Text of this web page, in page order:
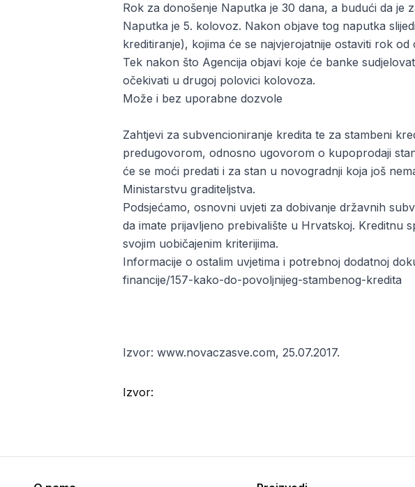
Rok za donošenje Naputka je 30 dana, a budući da
Naputka je 5. kolovoz. Nakon objave tog naputka
kreditiranje), kojima će se najvjerojatnije ostaviti rok od
Tek nakon što Agencija objavi koje će banke
očekivati u drugoj polovici kolovoza.
Može i bez uporabne dozvole
Zahtjevi za subvencioniranje kredita te za stambeni
predugovorom, odnosno ugovorom o kupoprodaji
će se moći predati i za stan u novogradnji koja još
Ministarstvu graditeljstva.
Podsjećamo, osnovni uvjeti za dobivanje državnih
da imate prijavljeno prebivalište u Hrvatskoj. Kreditnu
svojim uobičajenim kriterijima.
Informacije o ostalim uvjetima i potrebnoj dodatnoj
financije/157-kako-do-povoljnijeg-stambenog-kredita
Izvor: www.novaczasve.com, 25.07.2017.
Izvor: